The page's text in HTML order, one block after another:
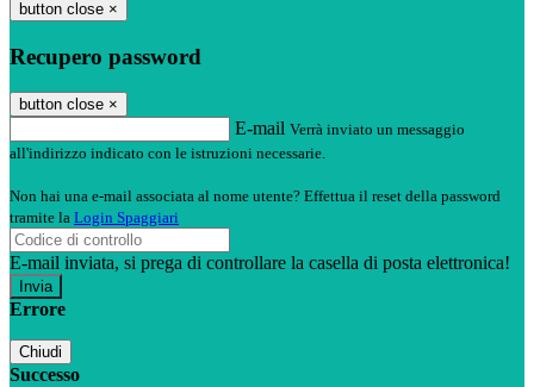
button close ×
Recupero password
button close ×
E-mail Verrà inviato un messaggio
all'indirizzo indicato con le istruzioni necessarie.
Non hai una e-mail associata al nome utente? Effettua il reset della password
tramite la Login Spaggiari
E-mail inviata, si prega di controllare la casella di posta elettronica!
Errore
Chiudi
Successo